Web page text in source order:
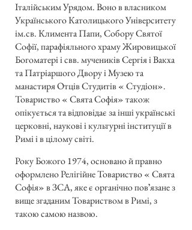
Італійським Урядом. Воно в власником
Українського Католицького Університету
ім.св. Климента Папи, Собору Святої
Софії, парафіяльного храму Жировицької
Богоматері і свв. мучеників Сергія і Вакха
та Патріаршого Двору і Музею та
манастиря Отців Студитів « Студіон».
Товариство « Свята Софія» також
опікується та відповідає за інші українські
церковні, наукові і культурні інституції в
Римі і в цілому світі.
Року Божого 1974, основано й правно
оформлено Релігійне Товариство « Свята
Софія» в ЗСА, яке є органічно повʼязане з
вище згаданим Товариством в Римі, з
такою самою назвою.